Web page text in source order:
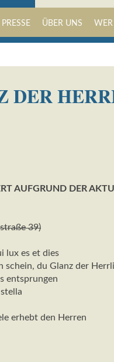
PRESSE ÜBER UNS
DER
AUFGRUND DER
39)
lux es et dies
schein, du Glanz der
entsprungen
erhebt den Herren